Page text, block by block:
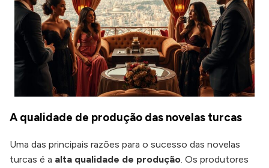
A qualidade de produção das novelas turcas
Uma das principais razões para o sucesso das novelas
turcas é a alta qualidade de produção. Os produtores